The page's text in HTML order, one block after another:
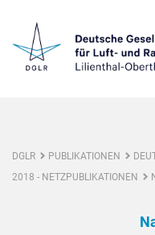
DGLR PUBLIKATIONEN
2018 - NETZPUBLIKATIONEN